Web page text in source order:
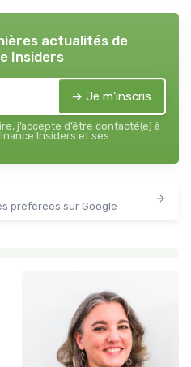
actualités de
Insiders
➔ Je m'inscris
j’accepte d’être contacté(e) à
Insiders et ses
préférées sur Google